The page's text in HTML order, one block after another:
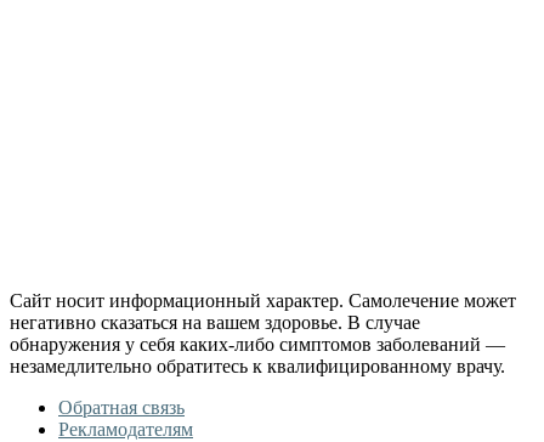
Сайт носит информационный характер. Самолечение может
негативно сказаться на вашем здоровье. В случае
обнаружения у себя каких-либо симптомов заболеваний —
незамедлительно обратитесь к квалифицированному врачу.
Обратная связь
Рекламодателям